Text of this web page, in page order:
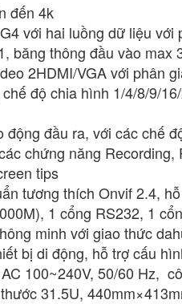
đến 4k
với hai luồng dữ liệu với
băng thông đầu vào max
2HDMI/VGA với phân
độ chia hình 1/4/8/9/
đầu ra, với các chế
chứng năng Recording,
tips
tương thích Onvif 2.4,
1 cổng RS232, 1
minh với giao thức
bị di động, hỗ trợ cấu
100~240V, 50/60 Hz,
31.5U,